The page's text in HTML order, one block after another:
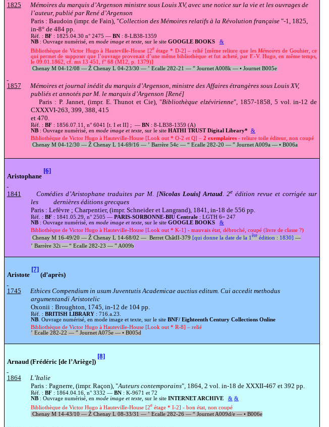
1825
Mémoires du marquis d’Argenson ministre sous Louis XV, avec une notice sur la vie et les ouvrages de
l’auteur, publié par René d’Argenson
Paris : Baudoin (impr. de Fain), "Collection des Mémoires relatifs à la Révolution française"-1, 1825,
in-8° de 484 pp.
Réf. : BF: 1825.04.30 n° 2475 — BN: 8-LB38-1359
NB: Ouvrage numérisé, en mode image et texte, sur le site GOOGLE BOOKS
&
Bibliothèque de Victor Hugo à Hauteville-House [2eétage * D-2] – relié [même reliure que lesMémoires de Gouhier, ce
qui permet de supposer que l’ouvrage provenait d’une même bibliothèque et fut acheté, par F.-V. Hugo, en même temps,
le 09.01.1862, cf. ms 13 451, f° 68 (M12, p. 1379)]
Chenay M 04-12/08 — Ž Chenay L 04-23/30 — ’ Ecalle 282-21 — ”Journet A008k — •Journet B005e
1857
Mémoires et journal inédit du marquis d’Argenson, ministre des Affaires étrangères sous Louis XV,
publiés et annotés par M. le marquis d’Argenson [René]
Paris : P. Jannet, (impr. E. Thunot et Cie), "Bibliothèque elzévirienne", 1857-1858, 5 vol. in-12 de
CXXXVI-263, 399, 388, 415
et 470.
Réf. : BF: 1856.07.11, n° 6041 [t. I et II] ; — BN : 8-LB38-1359 (A)
NB: Ouvrage numérisé, en mode image et texte, sur le site HATHI TRUST Digital Library*
&
Bibliothèque de Victor Hugo à Hauteville-House [Look out * O-2 et Q] – 2 exemplaires- reliure toile éditeur, non coupé
Chenay M 04-12/30 — Ž Chenay L 14-69/16 — ’ Barrère 54c — “ Ecalle 282-20 — ”Journet A009a — •B006a
Aristophane
[6]
1841 Comédies d’Aristophane traduites par M. [Nicolas Louis] Artaud. 2e édition revue et corrigée sur
les dernières éditions grecques
Paris : Lefèvre ; Charpentier, (impr. Schneider et Langrand), 1841, in-18 de 556 pp.
Réf. : BF: 1841.05.29, n° 2505 — PARIS-SORBONNE-BIU Centrale: LGTH 6= 247
NB: Ouvrage numérisé, en mode image et texte, sur le site GOOGLE BOOKS
&
Bibliothèque de Victor Hugo à Hauteville-House [Look out * K-1] - mauvais état, débroché, coupé (livre de classe ?)
Chenay M 16-49/20 — Ž Chenay L 14-68/02 — Berret ChâtII-379 [qui donne la date de la 1 èreédition : 1830] —
’ Barrère 32i — “Ecalle 282-23 — ”A009b
Aristote
[7]
(d’après)
1745
Ethices Compendium in usum Juventutis Academicae auctius editum. Cui accedit methodus
argumentandi Aristotelic
Oxonii : Broughton, 1745, in-12 de 104 pp.
Réf. : BRITISH LIBRARY: 716.a.23.
NB. Ouvrage numérisé, en mode image et texte, sur le site BNF/ Eighteenth Century Collections Online
Bibliothèque de Victor Hugo à Hauteville-House [Look out * R-8] – relié
’ Ecalle 282-22 — ”Journet A075e — •B005d
Arnaud (Frédéric [de l’Ariège])
[8]
1864
L’Italie
Paris : Pagnerre, (impr. Raçon), "Auteurs contemporains", 1864, 2 vol. in-18 de XXXII-467 et 392 pp.
Réf. : BF: 1864.04.16, n° 3332 — BN: K-9671 et 72
NB: Ouvrage numérisé, en mode image et texte, sur le site INTERNET ARCHIVE & &
Bibliothèque de Victor Hugo à Hauteville-House [2eétage * I-2] - bon état, non coupé
Chenay M 14-43/10 — Ž Chenay L 08-33/31 — ’ Ecalle 282-26 — “ Journet A009d/e — •B006e